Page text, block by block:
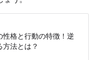
性格と行動の特徴！逆
方法とは？